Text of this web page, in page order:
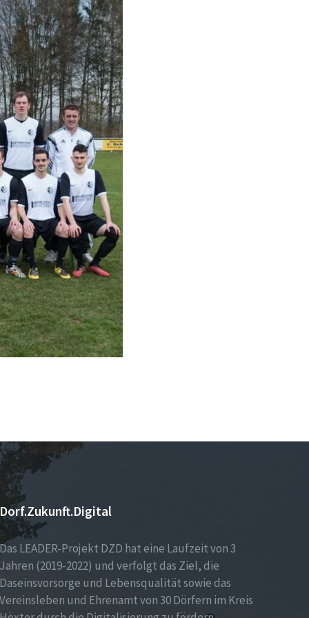
Dorf.Zukunft.Digital
Das LEADER-Projekt DZD hat eine Laufzeit von 3
Jahren (2019-2022) und verfolgt das Ziel, die
Daseinsvorsorge und Lebensqualität sowie das
Vereinsleben und Ehrenamt von 30 Dörfern im Kreis